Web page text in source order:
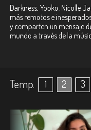
Darkness, Yooko, Nicolle
más remotos e
y comparten un mensaje
mundo a través de la
Temp. 1 2 3